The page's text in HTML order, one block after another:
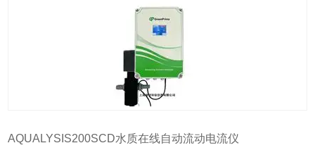
AQUALYSIS200SCD水质在线自动流动电流仪